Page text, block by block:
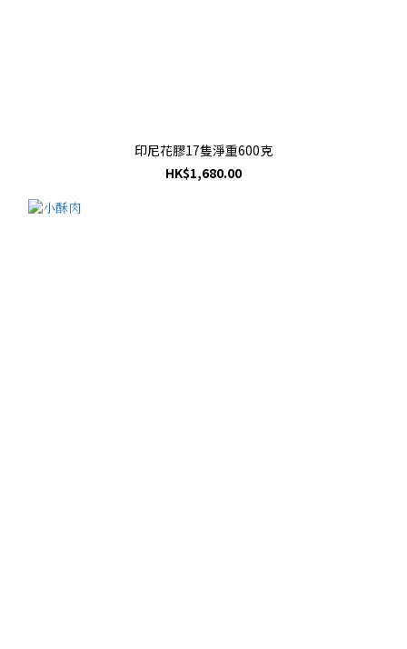
印尼花膠17隻淨重600克
HK$1,680.00